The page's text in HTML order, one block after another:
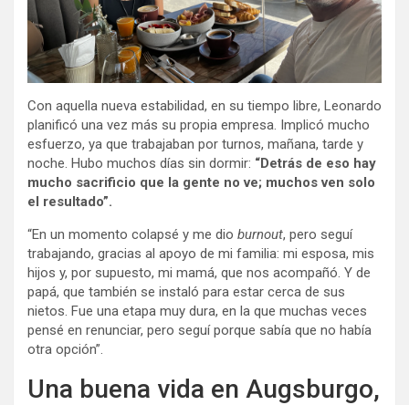
Con aquella nueva estabilidad, en su tiempo libre, Leonardo
planificó una vez más su propia empresa. Implicó mucho
esfuerzo, ya que trabajaban por turnos, mañana, tarde y
noche. Hubo muchos días sin dormir: “Detrás de eso hay
mucho sacrificio que la gente no ve; muchos ven solo
el resultado”.
“En un momento colapsé y me dio burnout, pero seguí
trabajando, gracias al apoyo de mi familia: mi esposa, mis
hijos y, por supuesto, mi mamá, que nos acompañó. Y de
papá, que también se instaló para estar cerca de sus
nietos. Fue una etapa muy dura, en la que muchas veces
pensé en renunciar, pero seguí porque sabía que no había
otra opción”.
Una buena vida en Augsburgo,